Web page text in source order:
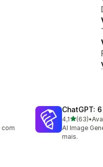
com
ChatGPT:
4,1de 5(63)
63 •
AI Image
mais.